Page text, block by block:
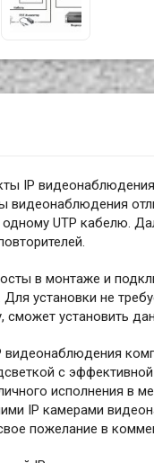
IP
UTP кабелю.
в монтаже и
Для установки не
сможет установить
с
исполнения в
IP камерами
пожелание в